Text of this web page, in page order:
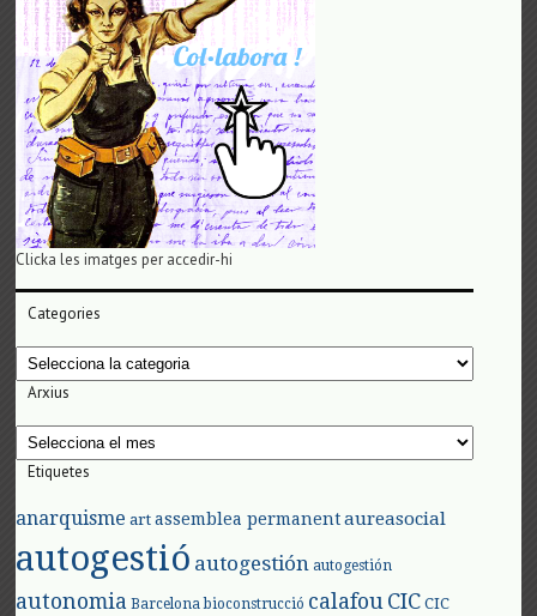
Clicka les imatges per accedir-hi
Categories
Categories
Arxius
Arxius
Etiquetes
anarquisme art assemblea permanent aureasocial
autogestió autogestión autogestión
autonomia Barcelona bioconstrucció calafouCIC CIC